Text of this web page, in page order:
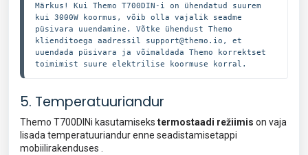
Märkus! Kui Themo T700DIN-i on ühendatud suurem
kui 3000W koormus, võib olla vajalik seadme
püsivara uuendamine. Võtke ühendust Themo
klienditoega aadressil support@themo.io, et
uuendada püsivara ja võimaldada Themo korrektset
toimimist suure elektrilise koormuse korral.
5. Temperatuuriandur
Themo T700DINi kasutamiseks termostaadi režiimis on vaja
lisada temperatuuriandur enne seadistamisetappi
mobiilirakenduses .